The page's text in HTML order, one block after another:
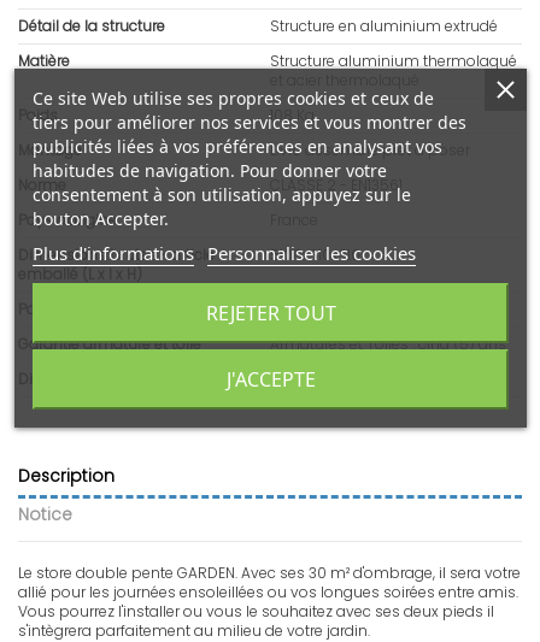
Détail de la structure
Structure en aluminium extrudé
Matière
Structure aluminium thermolaqué
Poids
108 Kg
Montage
Livré assemblé prêt à poser
CLASSE 2 - EN13561
Pays d'origine
Dimensions brutes - article
5100x310x310
113 Kg
Garantie armature et toile
Armatures et Toiles : cinq (5) ans
Disponibilité pièces détachées
10 ans
Description
Notice
Le store double pente GARDEN. Avec ses 30 m² d'ombrage, il sera votre
allié pour les journées ensoleillées ou vos longues soirées entre amis.
Vous pourrez l'installer ou vous le souhaitez avec ses deux pieds il
s'intègrera parfaitement au milieu de votre jardin.
Ce site Web utilise ses propres cookies et ceux de
tiers pour améliorer nos services et vous montrer des
publicités liées à vos préférences en analysant vos
habitudes de navigation. Pour donner votre
consentement à son utilisation, appuyez sur le
bouton Accepter.
Plus d'informations Personnaliser les cookies
REJETER TOUT
J'ACCEPTE